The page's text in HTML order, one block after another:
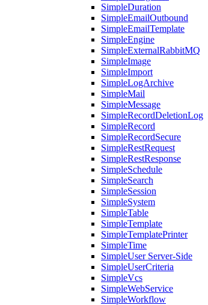
SimpleDuration
SimpleEmailOutbound
SimpleEmailTemplate
SimpleEngine
SimpleExternalRabbitMQ
SimpleImage
SimpleImport
SimpleLogArchive
SimpleMail
SimpleMessage
SimpleRecordDeletionLog
SimpleRecord
SimpleRecordSecure
SimpleRestRequest
SimpleRestResponse
SimpleSchedule
SimpleSearch
SimpleSession
SimpleSystem
SimpleTable
SimpleTemplate
SimpleTemplatePrinter
SimpleTime
SimpleUser Server-Side
SimpleUserCriteria
SimpleVcs
SimpleWebService
SimpleWorkflow